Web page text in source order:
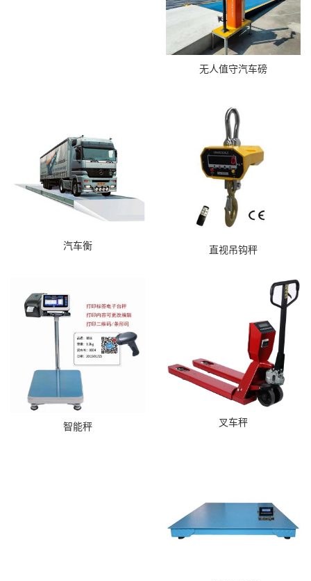
无人值守汽车磅
汽车衡 直视吊钩秤
智能秤 叉车秤